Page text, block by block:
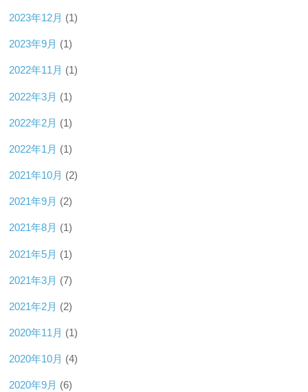
2023年12月 (1)
2023年9月 (1)
2022年11月 (1)
2022年3月 (1)
2022年2月 (1)
2022年1月 (1)
2021年10月 (2)
2021年9月 (2)
2021年8月 (1)
2021年5月 (1)
2021年3月 (7)
2021年2月 (2)
2020年11月 (1)
2020年10月 (4)
2020年9月 (6)